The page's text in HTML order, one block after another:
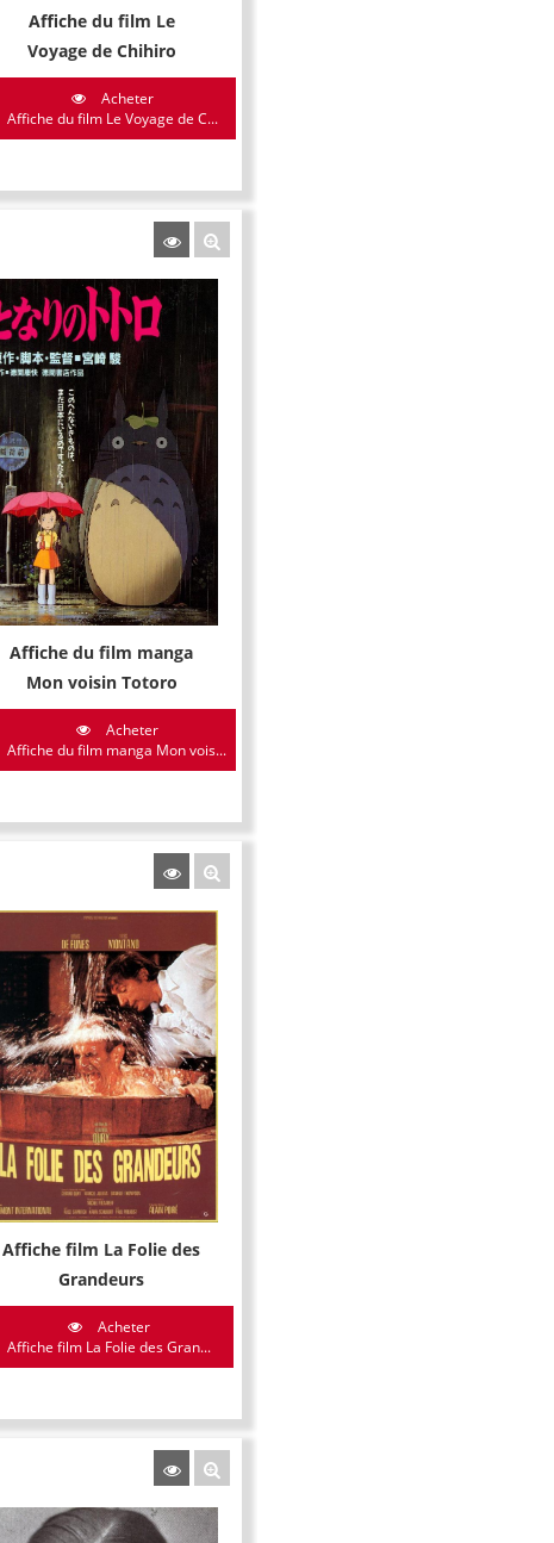
Affiche du film Le
Voyage de Chihiro
Acheter
Affiche du film Le Voyage de C...
Affiche du film manga
Mon voisin Totoro
Acheter
Affiche du film manga Mon vois...
Affiche film La Folie des
Grandeurs
Acheter
Affiche film La Folie des Gran...